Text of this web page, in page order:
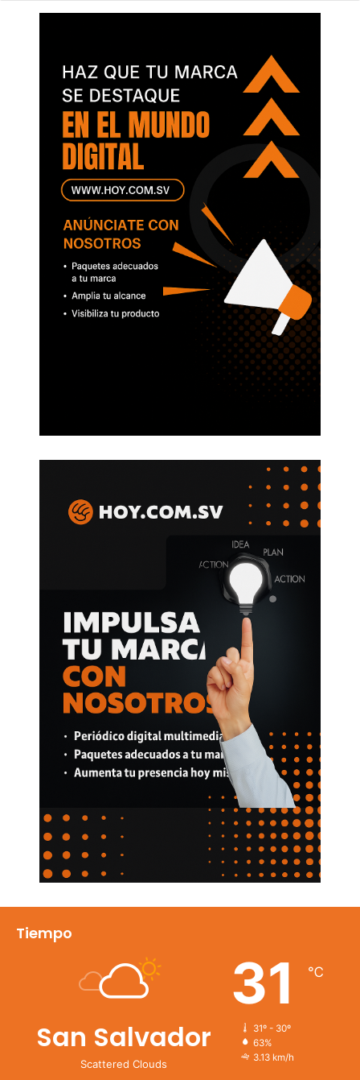
Tiempo
San Salvador
Scattered Clouds
31 ℃
31º - 30º
63%
3.13 km/h